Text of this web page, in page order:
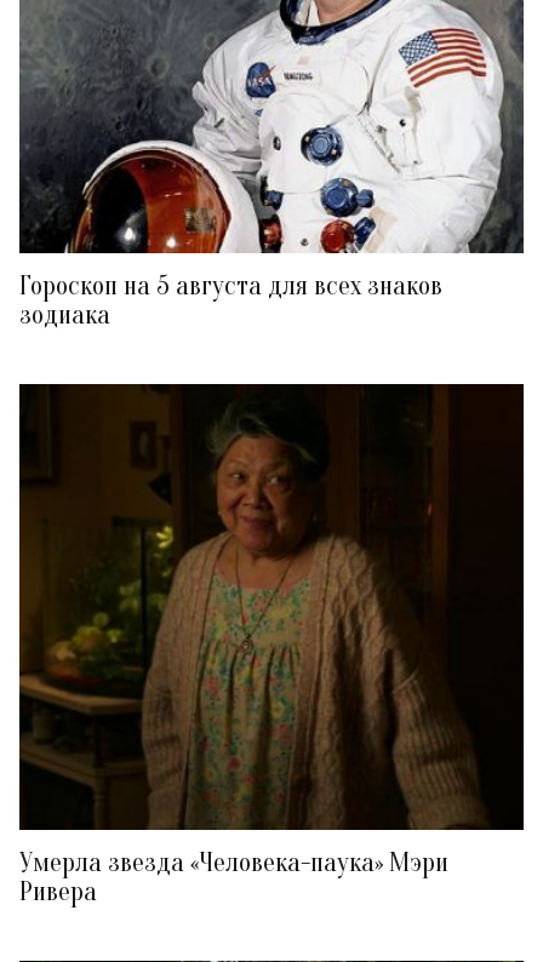
Гороскоп на 5 августа для всех знаков
зодиака
Умерла звезда «Человека-паука» Мэри
Ривера